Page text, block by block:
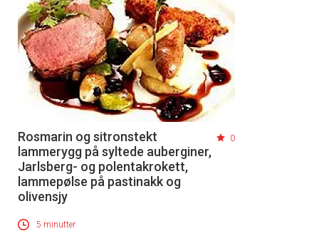
Rosmarin og sitronstekt
lammerygg på syltede auberginer,
Jarlsberg- og polentakrokett,
lammepølse på pastinakk og
olivensjy
0
5 minutter